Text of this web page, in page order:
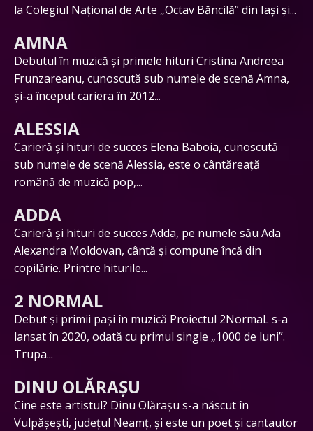
la Colegiul Național de Arte „Octav Băncilă” din Iași și...
AMNA
Debutul în muzică și primele hituri Cristina Andreea
Frunzareanu, cunoscută sub numele de scenă Amna,
și-a început cariera în 2012...
ALESSIA
Carieră și hituri de succes Elena Baboia, cunoscută
sub numele de scenă Alessia, este o cântăreață
română de muzică pop,...
ADDA
Carieră și hituri de succes Adda, pe numele său Ada
Alexandra Moldovan, cântă și compune încă din
copilărie. Printre hiturile...
2 NORMAL
Debut și primii pași în muzică Proiectul 2NormaL s-a
lansat în 2020, odată cu primul single „1000 de luni”.
Trupa...
DINU OLĂRAȘU
Cine este artistul? Dinu Olărașu s-a născut în
Vulpășești, județul Neamț, și este un poet și cantautor